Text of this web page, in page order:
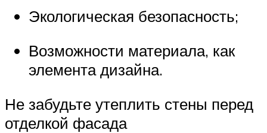
Экологическая безопасность;
Возможности материала, как
элемента дизайна.
Не забудьте утеплить стены перед
отделкой фасада